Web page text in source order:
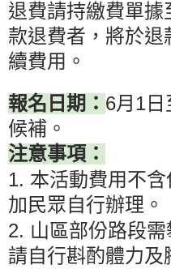
退費請持繳費單據
款退費者，將於
續費用。
報名日期： 6月 1 日
候補。
注意事項：
1. 本活動費用不
加民眾自行辦理。
2. 山區部份路段
請自行斟酌體力及